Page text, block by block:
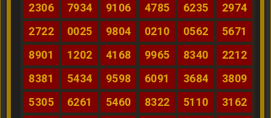
2306
7934 9106 4785 6235
2974
2722
0025 9804 0210 0562
5671
8901
1202 4168 9965 8340
2212
8381
5434 9598 6091 3684
3809
5305
6261 5460 8322 5110
3162